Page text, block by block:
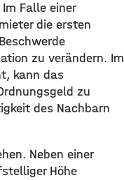
Falle einer
die ersten
zu verändern. Im
kann das
zu
des Nachbarn
Neben einer
Höhe